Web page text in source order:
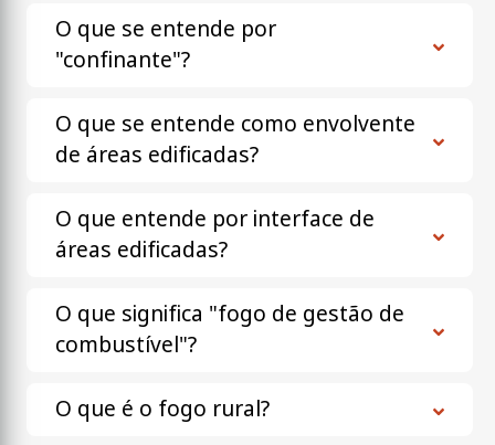
O que se entende por
"confinante"?
O que se entende como envolvente
de áreas edificadas?
O que entende por interface de
áreas edificadas?
O que significa "fogo de gestão de
combustível"?
O que é o fogo rural?